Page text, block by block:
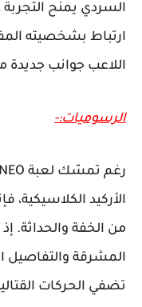
السردي يمنح
ارتباط بشخصيته
اللاعب جوانب جديدة
الرسوميات:-
الأركيد
من الخفة والحداثة. إذ
المشرقة والتفاصيل
تضفي الحركات